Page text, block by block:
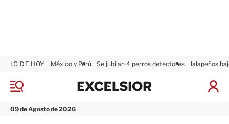
M
n
09 de Agosto de 2026
LO DE HOY: México y Perú Se jubilan 4 perros detectores Jalapeños
I
x